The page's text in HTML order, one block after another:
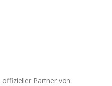
Partner von